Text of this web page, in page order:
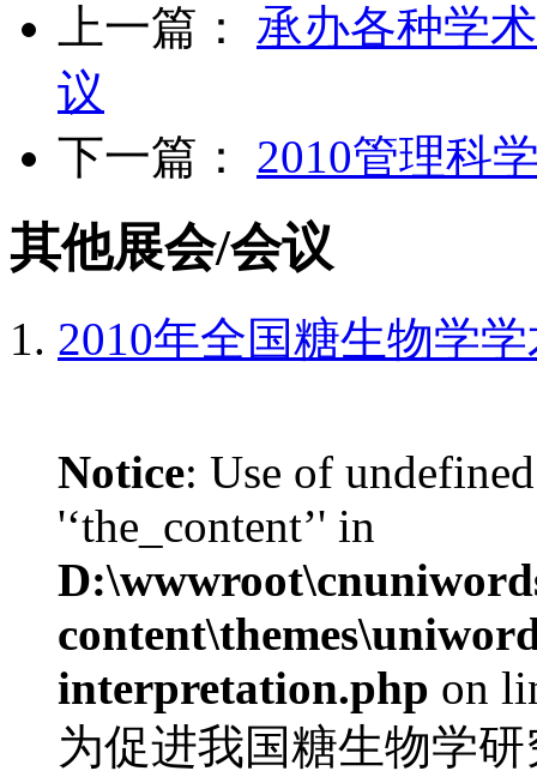
上一篇： 承办各种学
议
下一篇： 2010管理科
其他展会/会议
2010年全国糖生物学
Notice: Use of
'‘the_content’' in
interpretation.php on
为促进我国糖生物学